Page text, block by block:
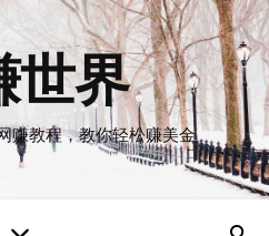
世界
赚教程，教你轻松赚美金